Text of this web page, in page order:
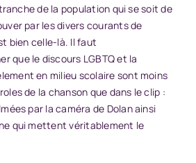
de la population qui se soit de
par les divers courants de
bien celle-là. Il faut
que le discours LGBTQ et la
en milieu scolaire sont moins
de la chanson que dans le clip :
par la caméra de Dolan ainsi
qui mettent véritablement le